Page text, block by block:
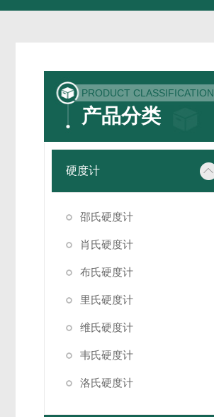
PRODUCT CLASSIFICATION
产品分类
硬度计
邵氏硬度计
肖氏硬度计
布氏硬度计
里氏硬度计
维氏硬度计
韦氏硬度计
洛氏硬度计